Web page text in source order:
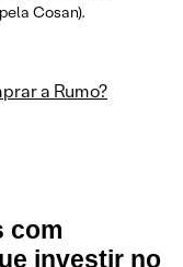
Cosan).
a Rumo?
com
investir no